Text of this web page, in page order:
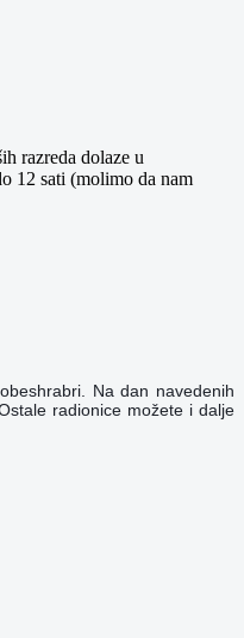
razreda dolaze u
12 sati (molimo da nam
Na dan navedenih
radionice možete i dalje